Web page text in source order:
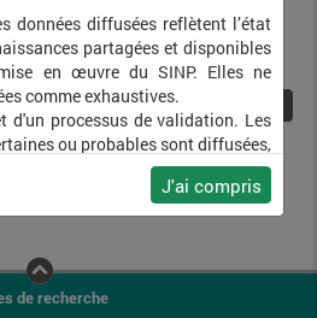
de recherche
données diffusées reflètent l’état
partagées et disponibles
en œuvre du SINP. Elles ne
comme exhaustives.
d'un processus de validation. Les
ou probables sont diffusées,
lesquelles la méthode n'est pas
J'ai compris